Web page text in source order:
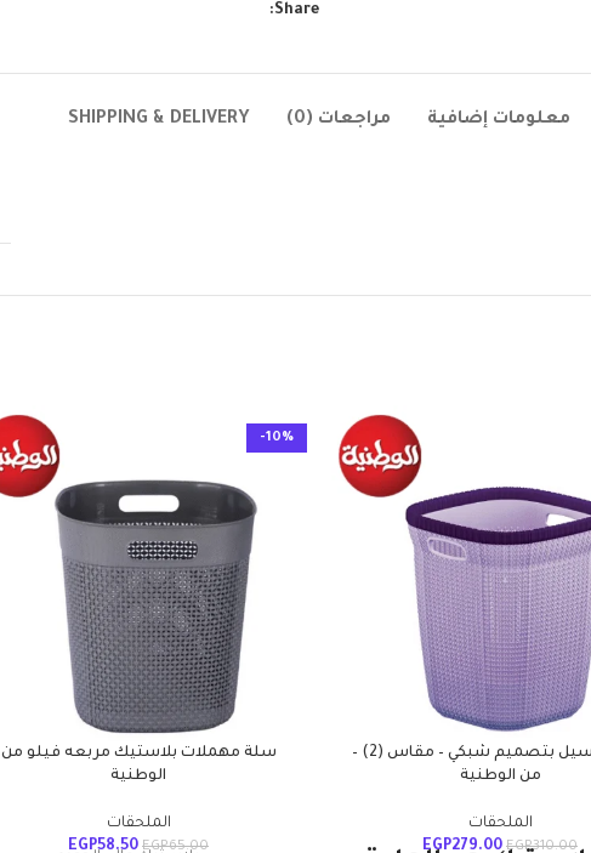
Share:
معلومات إضافية مراجعات (0) SHIPPING & DELIVERY
سبت غسيل بتصميم شبكي – مقاس (2) –
من الوطنية
الملحقات
EGP310.00
EGP279.00
-10%
سلة مهملات بلاستيك مربعه فيلو من
الوطنية
الملحقات
EGP65.00
EGP58.50